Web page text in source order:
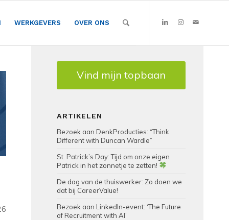
WERKGEVERS OVER ONS
Vind mijn topbaan
ARTIKELEN
Bezoek aan DenkProducties: “Think
Different with Duncan Wardle”
St. Patrick’s Day: Tijd om onze eigen
Patrick in het zonnetje te zetten!
De dag van de thuiswerker: Zo doen we
dat bij CareerValue!
Bezoek aan LinkedIn-event: ‘The Future
of Recruitment with AI’